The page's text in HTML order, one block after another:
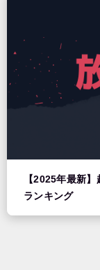
【2025年最新
ランキング